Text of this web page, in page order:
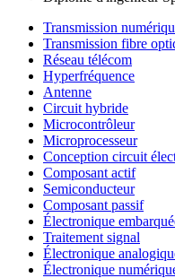
Transmission
Transmission fibre
Réseau télécom
Hyperfréquence
Antenne
Circuit hybride
Microcontrôleur
Microprocesseur
Conception circuit
Composant actif
Semiconducteur
Composant passif
Électronique
Traitement signal
Électronique
Électronique